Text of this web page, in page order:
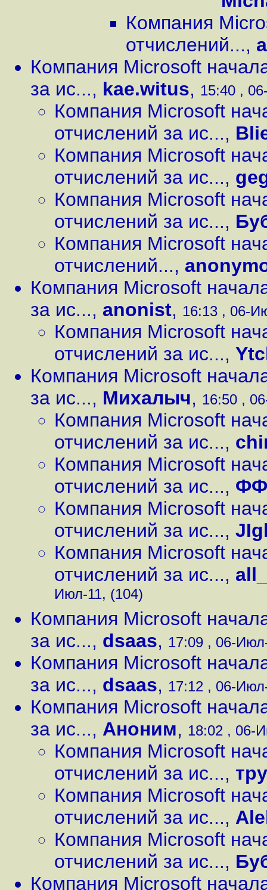
Компания
отчислений...,
Компания Microsoft
за ис..., kae.witus, 15:40 ,
Компания Microsoft
отчислений за ис...,
Компания Microsoft
отчислений за ис...,
Компания Microsoft
отчислений за ис...,
Компания Microsoft
отчислений...,
Компания Microsoft
за ис..., anonist, 16:13 , 06-
Компания Microsoft
отчислений за ис...,
Компания Microsoft
за ис..., Михалыч, 16:50 ,
Компания Microsoft
отчислений за ис...,
Компания Microsoft
отчислений за ис..., ФФ
Компания Microsoft
отчислений за ис...,
Компания Microsoft
отчислений за ис...,
Июл-11, (104)
Компания Microsoft
за ис..., dsaas, 17:09 , 06-
Компания Microsoft
за ис..., dsaas, 17:12 , 06-
Компания Microsoft
за ис..., Аноним, 18:02 , 06-
Компания Microsoft
отчислений за ис...,
Компания Microsoft
отчислений за ис...,
Компания Microsoft
отчислений за ис...,
Компания Microsoft